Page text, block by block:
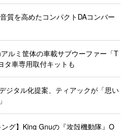
質を高めたコンパクトDAコンバー
ルミ筐体の車載サブウーファー「T
タ車専用取付キットも
ジタル化提案、ティアックが「思い
ング】King Gnuの『攻殻機動隊』O